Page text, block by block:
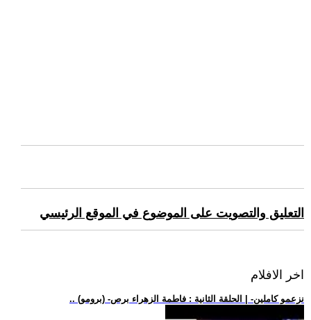
التعليق والتصويت على الموضوع في الموقع الرئيسي
اخر الافلام
.. (برومو) -نزعمو كاملين- | الحلقة الثانية : فاطمة الزهراء برص